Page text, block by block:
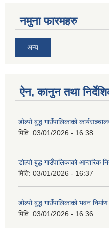
नमुना फारमहरु
अन्य
ऐन, कानुन तथा
डोल्पो बुद्ध गाउँपालिकाको
मिति: 03/01/2026 - 16:38
डोल्पो बुद्ध गाउँपालिकाको आन्तरिक
मिति: 03/01/2026 - 16:37
डोल्पो बुद्ध गाउँपालिकाको भवन
मिति: 03/01/2026 - 16:36